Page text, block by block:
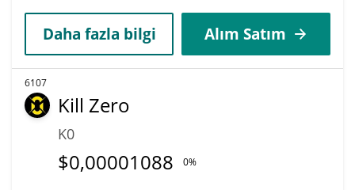
Daha fazla bilgi Alım Satım
6107
Kill Zero
K0
$0,00001088 0%